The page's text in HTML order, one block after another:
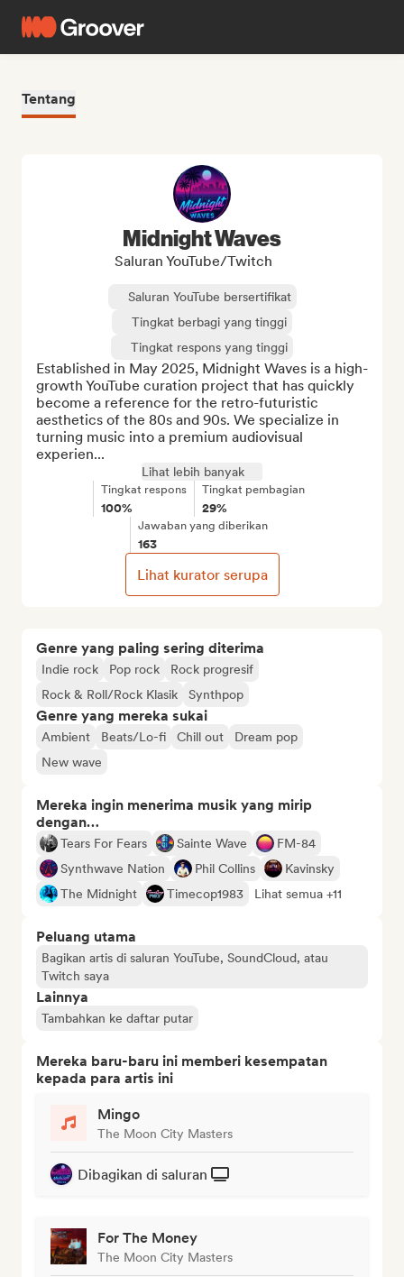
Tentang
Genre yang paling sering diterima
Indie rock Pop rock
Rock progresif
Rock & Roll/Rock Klasik
Synthpop
Genre yang mereka sukai
Ambient Beats/Lo-fi Chill out
Dream pop
New wave
Mereka ingin menerima musik yang mirip
dengan…
Tears For Fears Sainte Wave
FM-84
Synthwave Nation
Phil Collins
Kavinsky
The Midnight
Timecop1983 Lihat semua +11
Peluang utama
Bagikan artis di saluran YouTube, SoundCloud, atau
Twitch saya
Lainnya
Tambahkan ke daftar putar
Mereka baru-baru ini memberi kesempatan
kepada para artis ini
Mingo
The Moon City Masters
Dibagikan di saluran
For The Money
The Moon City Masters
Midnight Waves
Saluran YouTube/Twitch
Saluran YouTube bersertifikat
Tingkat berbagi yang tinggi
Tingkat respons yang tinggi
Established in May 2025, Midnight Waves is a high-
growth YouTube curation project that has quickly
become a reference for the retro-futuristic
aesthetics of the 80s and 90s. We specialize in
turning music into a premium audiovisual
experien...
Lihat lebih banyak
Tingkat respons
100%
Tingkat pembagian
29%
Jawaban yang diberikan
163
Lihat kurator serupa